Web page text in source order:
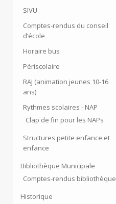
SIVU
Comptes-rendus du conseil
d’école
Horaire bus
Périscolaire
RAJ (animation jeunes 10-16
ans)
Rythmes scolaires - NAP
Clap de fin pour les NAPs
Structures petite enfance et
enfance
Bibliothèque Municipale
Comptes-rendus bibliothèque
Historique